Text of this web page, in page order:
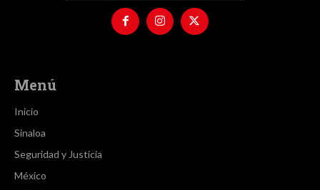
Menú
Inicio
Sinaloa
Seguridad y Justicia
México